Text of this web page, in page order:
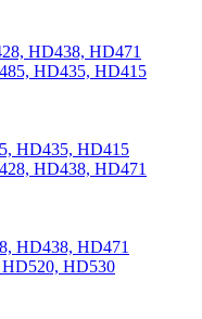
HD438, HD471
HD435, HD415
HD438, HD471